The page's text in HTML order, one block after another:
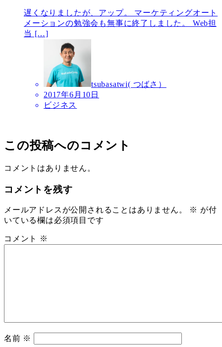
遅くなりましたが、アップ。 マーケティングオート
メーションの勉強会も無事に終了しました。 Web担
当 […]
tsubasatwi( つばさ）
2017年6月10日
ビジネス
この投稿へのコメント
コメントはありません。
コメントを残す
メールアドレスが公開されることはありません。 ※ が付
いている欄は必須項目です
コメント ※
名前 ※